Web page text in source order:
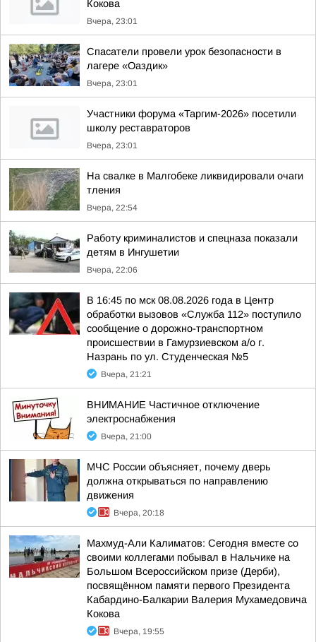
Кокова
Вчера, 23:01
Спасатели провели урок безопасности в
лагере «Оаздик»
Вчера, 23:01
Участники форума «Таргим-2026» посетили
школу реставраторов
Вчера, 23:01
На свалке в Малгобеке ликвидировали очаги
тления
Вчера, 22:54
Работу криминалистов и спецназа показали
детям в Ингушетии
Вчера, 22:06
В 16:45 по мск 08.08.2026 года в Центр
обработки вызовов «Служба 112» поступило
сообщение о дорожно-транспортном
происшествии в Гамурзиевском а/о г.
Назрань по ул. Студенческая №5
Вчера, 21:21
ВНИМАНИЕ Частичное отключение
электроснабжения
Вчера, 21:00
МЧС России объясняет, почему дверь
должна открываться по направлению
движения
Вчера, 20:18
Махмуд-Али Калиматов: Сегодня вместе со
своими коллегами побывал в Нальчике на
Большом Всероссийском призе (Дерби),
посвящённом памяти первого Президента
Кабардино-Балкарии Валерия Мухамедовича
Кокова
Вчера, 19:55